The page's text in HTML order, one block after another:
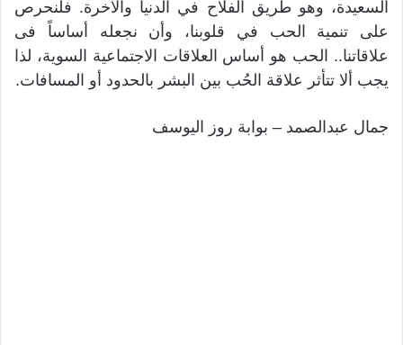
السعيدة، وهو طريق الفلاح في الدنيا والآخرة. فلنحرص
على تنمية الحب في قلوبنا، وأن نجعله أساساً فى
علاقاتنا.. الحب هو أساس العلاقات الاجتماعية السوية، لذا
يجب ألا تتأثر علاقة الحُب بين البشر بالحدود أو المسافات.
جمال عبدالصمد – بوابة روز اليوسف